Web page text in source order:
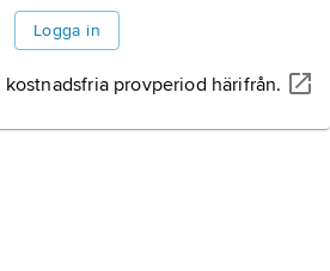
Logga in
kostnadsfria provperiod härifrån.